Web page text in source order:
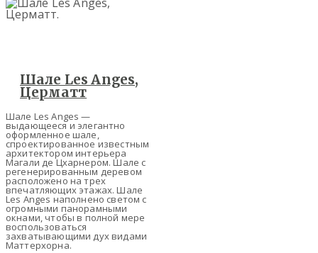
Шале Les Anges,
Церматт
Шале Les Anges —
выдающееся и элегантно
оформленное шале,
спроектированное известным
архитектором интерьера
Магали де Цхарнером. Шале с
регенерированным деревом
расположено на трех
впечатляющих этажах. Шале
Les Anges наполнено светом с
огромными панорамными
окнами, чтобы в полной мере
воспользоваться
захватывающими дух видами
Маттерхорна.